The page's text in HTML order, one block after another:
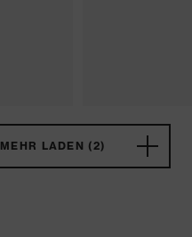
MEHR LADEN (2)